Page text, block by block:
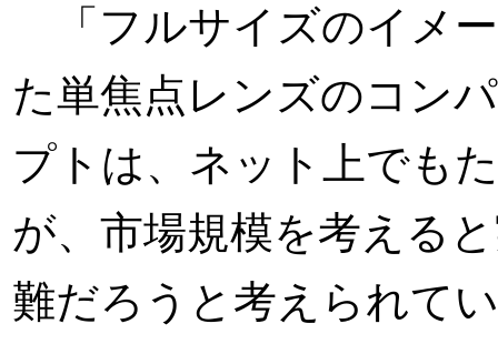
「フルサイズのイメ
た単焦点レンズのコン
プトは、ネット上でも
が、市場規模を考える
難だろうと考えられて